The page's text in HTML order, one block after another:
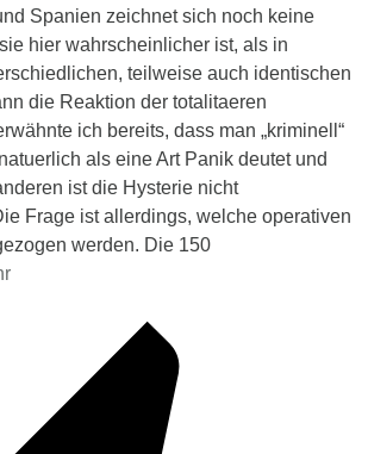
Spanien zeichnet sich noch keine
hier wahrscheinlicher ist, als in
teilweise auch identischen
die Reaktion der totalitaeren
ich bereits, dass man „kriminell“
als eine Art Panik deutet und
ist die Hysterie nicht
Frage ist allerdings, welche operativen
werden. Die 150